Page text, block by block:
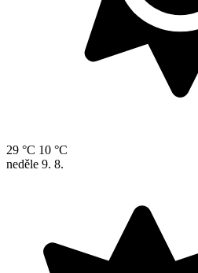
29 °C 10 °C
neděle 9. 8.